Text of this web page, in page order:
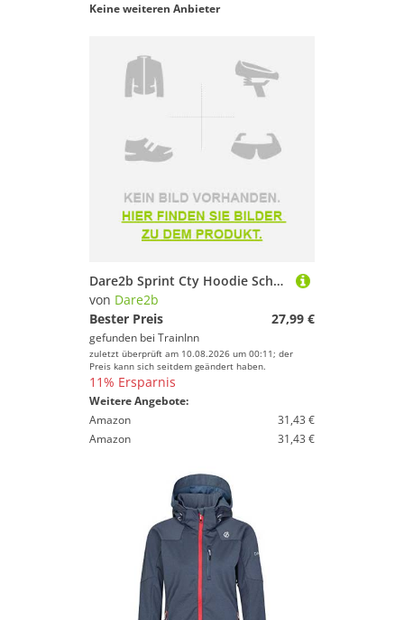
Keine weiteren Anbieter
Dare2b Sprint Cty Hoodie Schwarz 38 Frau
von Dare2b
Bester Preis
27,99 €
gefunden bei TrainInn
zuletzt überprüft am 10.08.2026 um 00:11; der
Preis kann sich seitdem geändert haben.
11% Ersparnis
Weitere Angebote:
Amazon
31,43 €
Amazon
31,43 €